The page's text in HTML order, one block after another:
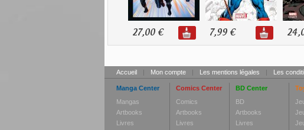
27,00 € 7,99 €
Accueil | Mon compte | Les mentions légales | Les
Manga Center
Mangas
Artbooks
Livres
Comics Center
Comics
Artbooks
Livres
BD Center
BD
Artbooks
Livres